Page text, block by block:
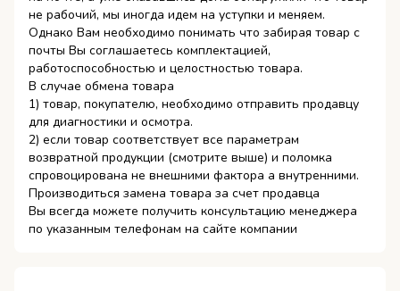
не рабочий, мы иногда идем на уступки и меняем.
Однако Вам необходимо понимать что забирая товар с
почты Вы соглашаетесь комплектацией,
работоспособностью и целостностью товара.
В случае обмена товара
1) товар, покупателю, необходимо отправить продавцу
для диагностики и осмотра.
2) если товар соответствует все параметрам
возвратной продукции (смотрите выше) и поломка
спровоцирована не внешними фактора а внутренними.
Производиться замена товара за счет продавца
Вы всегда можете получить консультацию менеджера
по указанным телефонам на сайте компании